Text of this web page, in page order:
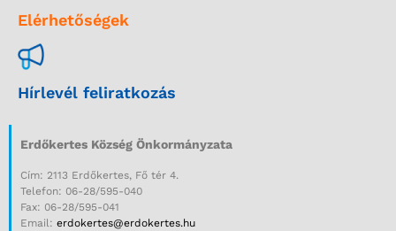
Elérhetőségek
Hírlevél feliratkozás
Erdőkertes Község Önkormányzata
Cím: 2113 Erdőkertes, Fő tér 4.
Telefon: 06-28/595-040
Fax: 06-28/595-041
Email: erdokertes@erdokertes.hu